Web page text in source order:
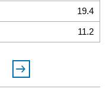
19.4
11.2